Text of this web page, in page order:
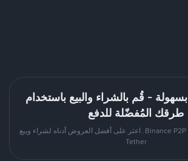
تداول USDT بسهولة - قُم بالشراء والبيع باستخدام
طرقك المُفضّلة للدفع
قُم بمُبادلة USDT على Binance P2P. اعثر على أفضل العروض أدناه لشراء وبيع
Tether